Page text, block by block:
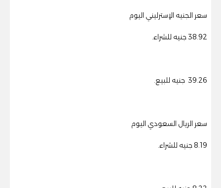
سعر الجنيه الإسترليني اليوم
38.92 جنيه للشراء.
39.26 جنيه للبيع.
سعر الريال السعودي اليوم
8.19 جنيه للشراء.